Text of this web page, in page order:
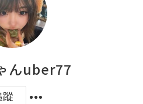
んuber77
蹤